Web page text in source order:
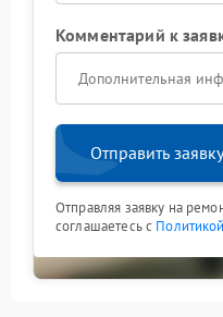
Комментарий к
Отправить заявку
Отправляя заявку на
соглашаетесь с